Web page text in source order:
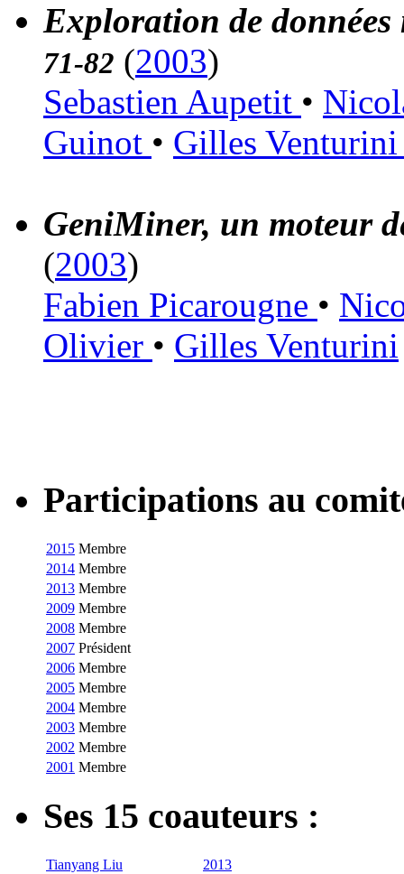
Exploration de
71-82 (2003)
Sebastien Aupetit •
Guinot • Gilles
GeniMiner, un moteur
(2003)
Fabien Picarougne •
Olivier • Gilles Venturini
Participations au
2015 Membre
2014 Membre
2013 Membre
2009 Membre
2008 Membre
2007 Président
2006 Membre
2005 Membre
2004 Membre
2003 Membre
2002 Membre
2001 Membre
Ses 15 coauteurs :
Tianyang Liu 2013